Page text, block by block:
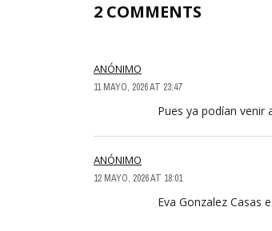
2 COMMENTS
ANÓNIMO
11 MAYO, 2026 AT 23:47
Pues ya podían venir
ANÓNIMO
12 MAYO, 2026 AT 18:01
Eva Gonzalez Casas